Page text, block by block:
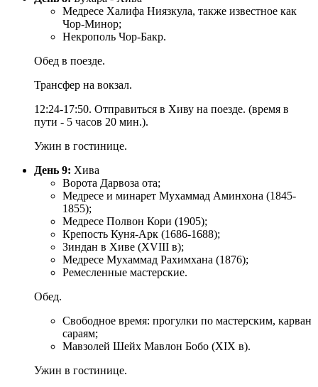
Медресе Халифа Ниязкула, также известное как
Чор-Минор;
Некрополь Чор-Бакр.
Обед в поезде.
Трансфер на вокзал.
12:24-17:50. Отправиться в Хиву на поезде. (время в
пути - 5 часов 20 мин.).
Ужин в гостинице.
День 9: Хива
Ворота Дарвоза ота;
Медресе и минарет Мухаммад Аминхона (1845-
1855);
Медресе Полвон Кори (1905);
Крепость Куня-Арк (1686-1688);
Зиндан в Хиве (XVIII в);
Медресе Мухаммад Рахимхана (1876);
Ремесленные мастерские.
Обед.
Свободное время: прогулки по мастерским, карван
сараям;
Мавзолей Шейх Мавлон Бобо (XIX в).
Ужин в гостинице.